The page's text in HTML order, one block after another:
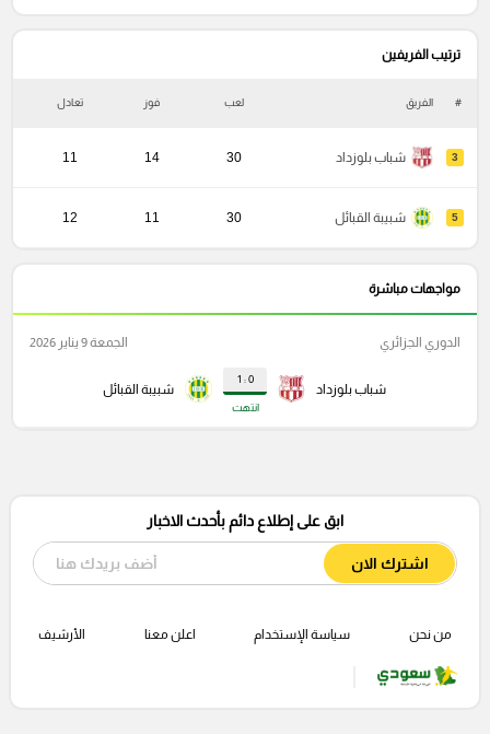
ترتيب الفريفين
# الفريق لعب فوز تعادل
3 شباب بلوزداد 30
14
11
5 شبيبة القبائل 30
11
12
مواجهات مباشرة
شباب بلوزداد
0 : 1
انتهت
شبيبة القبائل
الدوري الجزائري الجمعة 9 يناير 2026
ابق على إطلاع دائم بأحدث الاخبار
اشترك الان
من نحن سياسة الإستخدام اعلن معنا الأرشيف